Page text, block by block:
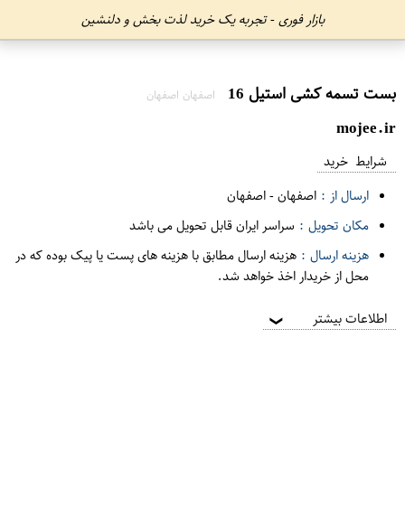
بازار فوری - تجربه یک خرید لذت بخش و دلنشین
بست تسمه کشی استیل 16 اصفهان اصفهان
mojee.ir
شرایط خرید
ارسال از : اصفهان-اصفهان
مکان تحویل : سراسر ایران قابل تحویل می باشد
هزینه ارسال : هزینه ارسال مطابق با هزینه های پست یا پیک بوده که در
محل از خریدار اخذ خواهد شد.
اطلاعات بیشتر ❯